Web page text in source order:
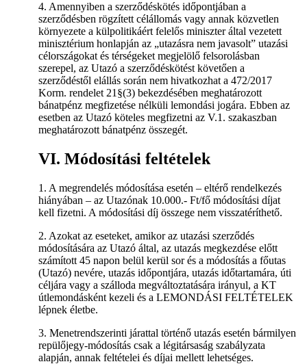
4. Amennyiben a szerződéskötés időpontjában a
szerződésben rögzített célállomás vagy annak közvetlen
környezete a külpolitikáért felelős miniszter által vezetett
minisztérium honlapján az „utazásra nem javasolt” utazási
célországokat és térségeket megjelölő felsorolásban
szerepel, az Utazó a szerződéskötést követően a
szerződéstől elállás során nem hivatkozhat a 472/2017
Korm. rendelet 21§(3) bekezdésében meghatározott
bánatpénz megfizetése nélküli lemondási jogára. Ebben az
esetben az Utazó köteles megfizetni az V.1. szakaszban
meghatározott bánatpénz összegét.
VI. Módosítási feltételek
1. A megrendelés módosítása esetén – eltérő rendelkezés
hiányában – az Utazónak 10.000.- Ft/fő módosítási díjat
kell fizetni. A módosítási díj összege nem visszatéríthető.
2. Azokat az eseteket, amikor az utazási szerződés
módosítására az Utazó által, az utazás megkezdése előtt
számított 45 napon belül kerül sor és a módosítás a főutas
(Utazó) nevére, utazás időpontjára, utazás időtartamára, úti
céljára vagy a szálloda megváltoztatására irányul, a KT
útlemondásként kezeli és a LEMONDÁSI FELTÉTELEK
lépnek életbe.
3. Menetrendszerinti járattal történő utazás esetén bármilyen
repülőjegy-módosítás csak a légitársaság szabályzata
alapján, annak feltételei és díjai mellett lehetséges.